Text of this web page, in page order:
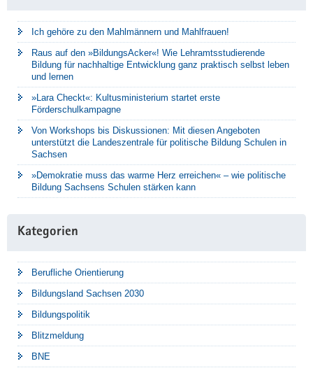
Ich gehöre zu den Mahlmännern und Mahlfrauen!
Raus auf den »BildungsAcker«! Wie Lehramtsstudierende
Bildung für nachhaltige Entwicklung ganz praktisch selbst leben
und lernen
»Lara Checkt«: Kultusministerium startet erste
Förderschulkampagne
Von Workshops bis Diskussionen: Mit diesen Angeboten
unterstützt die Landeszentrale für politische Bildung Schulen in
Sachsen
»Demokratie muss das warme Herz erreichen« – wie politische
Bildung Sachsens Schulen stärken kann
Kategorien
Berufliche Orientierung
Bildungsland Sachsen 2030
Bildungspolitik
Blitzmeldung
BNE